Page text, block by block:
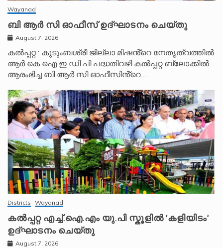
Wayanad
ബി ആർ സി ഓഫീസ് ഉദ്ഘാടനം ചെയ്തു
August 7, 2026
കൽപ്പറ്റ : കുടുംബശ്രീ ജില്ലാ മിഷൻ്റെ നേതൃത്വത്തിൽ
ആർ കെ ഐ ഇ ഡി പി പദ്ധതിവഴി കൽപ്പറ്റ ബ്ലോക്കിൽ
ആരംഭിച്ച ബി ആർ സി ഓഫീസിൻ്റെ…
Districts Wayanad
കൽപ്പറ്റ എച്ച്.ഐ.എം യു.പി സ്കൂ‌ളിൽ ‘കളിയിടം’
ഉദ്ഘാടനം ചെയ്തു
August 7, 2026